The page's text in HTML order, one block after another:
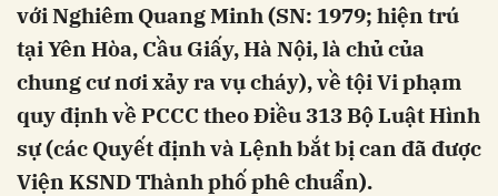
với Nghiêm Quang Minh (SN: 1979; hiện trú
tại Yên Hòa, Cầu Giấy, Hà Nội, là chủ của
chung cư nơi xảy ra vụ cháy), về tội Vi phạm
quy định về PCCC theo Điều 313 Bộ Luật Hình
sự (các Quyết định và Lệnh bắt bị can đã được
Viện KSND Thành phố phê chuẩn).